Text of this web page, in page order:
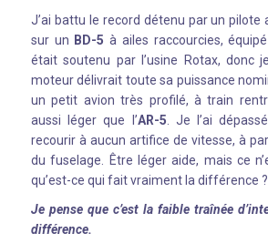
J’ai battu le record détenu par un pilote
sur un BD-5 à ailes raccourcies, équipé
était soutenu par l’usine Rotax, donc
moteur délivrait toute sa puissance
un petit avion très profilé, à train
aussi léger que l’AR-5. Je l’ai
recourir à aucun artifice de vitesse, à
du fuselage. Être léger aide, mais ce
qu’est-ce qui fait vraiment la différence ?
Je pense que c’est la faible traînée
différence.